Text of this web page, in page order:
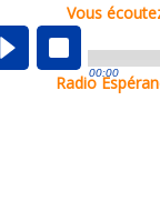
Vous
00:00
Radio
00:04
01:03
01:32 10